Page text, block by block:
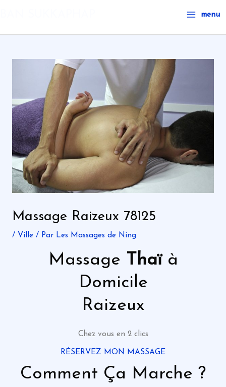
contenu
Main
Menu
menu
Massage Raizeux 78125
/ Ville/ Par Les Massages de Ning
Massage Thaïà
Domicile
Raizeux
Chez vous en 2 clics
RÉSERVEZ MON MASSAGE
Comment Ça Marche ?